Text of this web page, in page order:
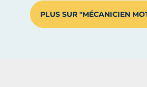
PLUS SUR "MÉCANICIEN